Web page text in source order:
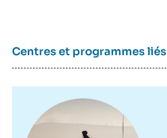
Centres et programmes liés
principale